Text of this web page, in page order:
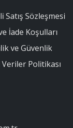
Satış Sözleşmesi
İade Koşulları
ve Güvenlik
Veriler Politikası